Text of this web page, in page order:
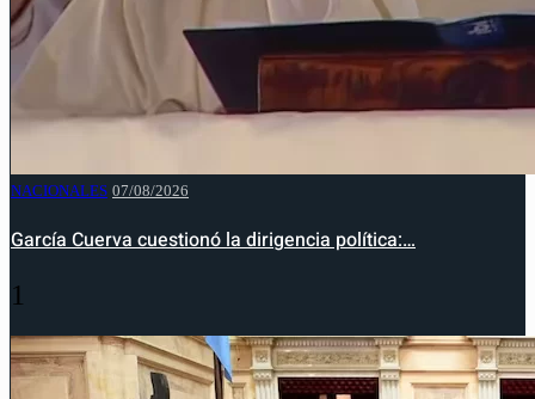
NACIONALES 07/08/2026
García Cuerva cuestionó la dirigencia política:…
1